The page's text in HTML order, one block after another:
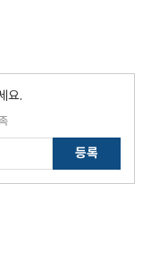
요.
등록